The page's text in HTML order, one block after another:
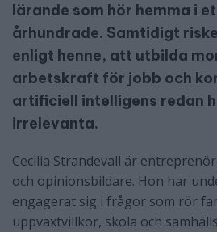
lärande som hör hemma i
århundrade. Samtidigt
enligt henne, att utbilda
arbetskraft för jobb och
artificiell intelligens redan
irrelevanta.
Cecilia Strandevall är
och opinionsbildare. Hon har
engagerat sig i frågor som rör
uppväxtvillkor, skola och